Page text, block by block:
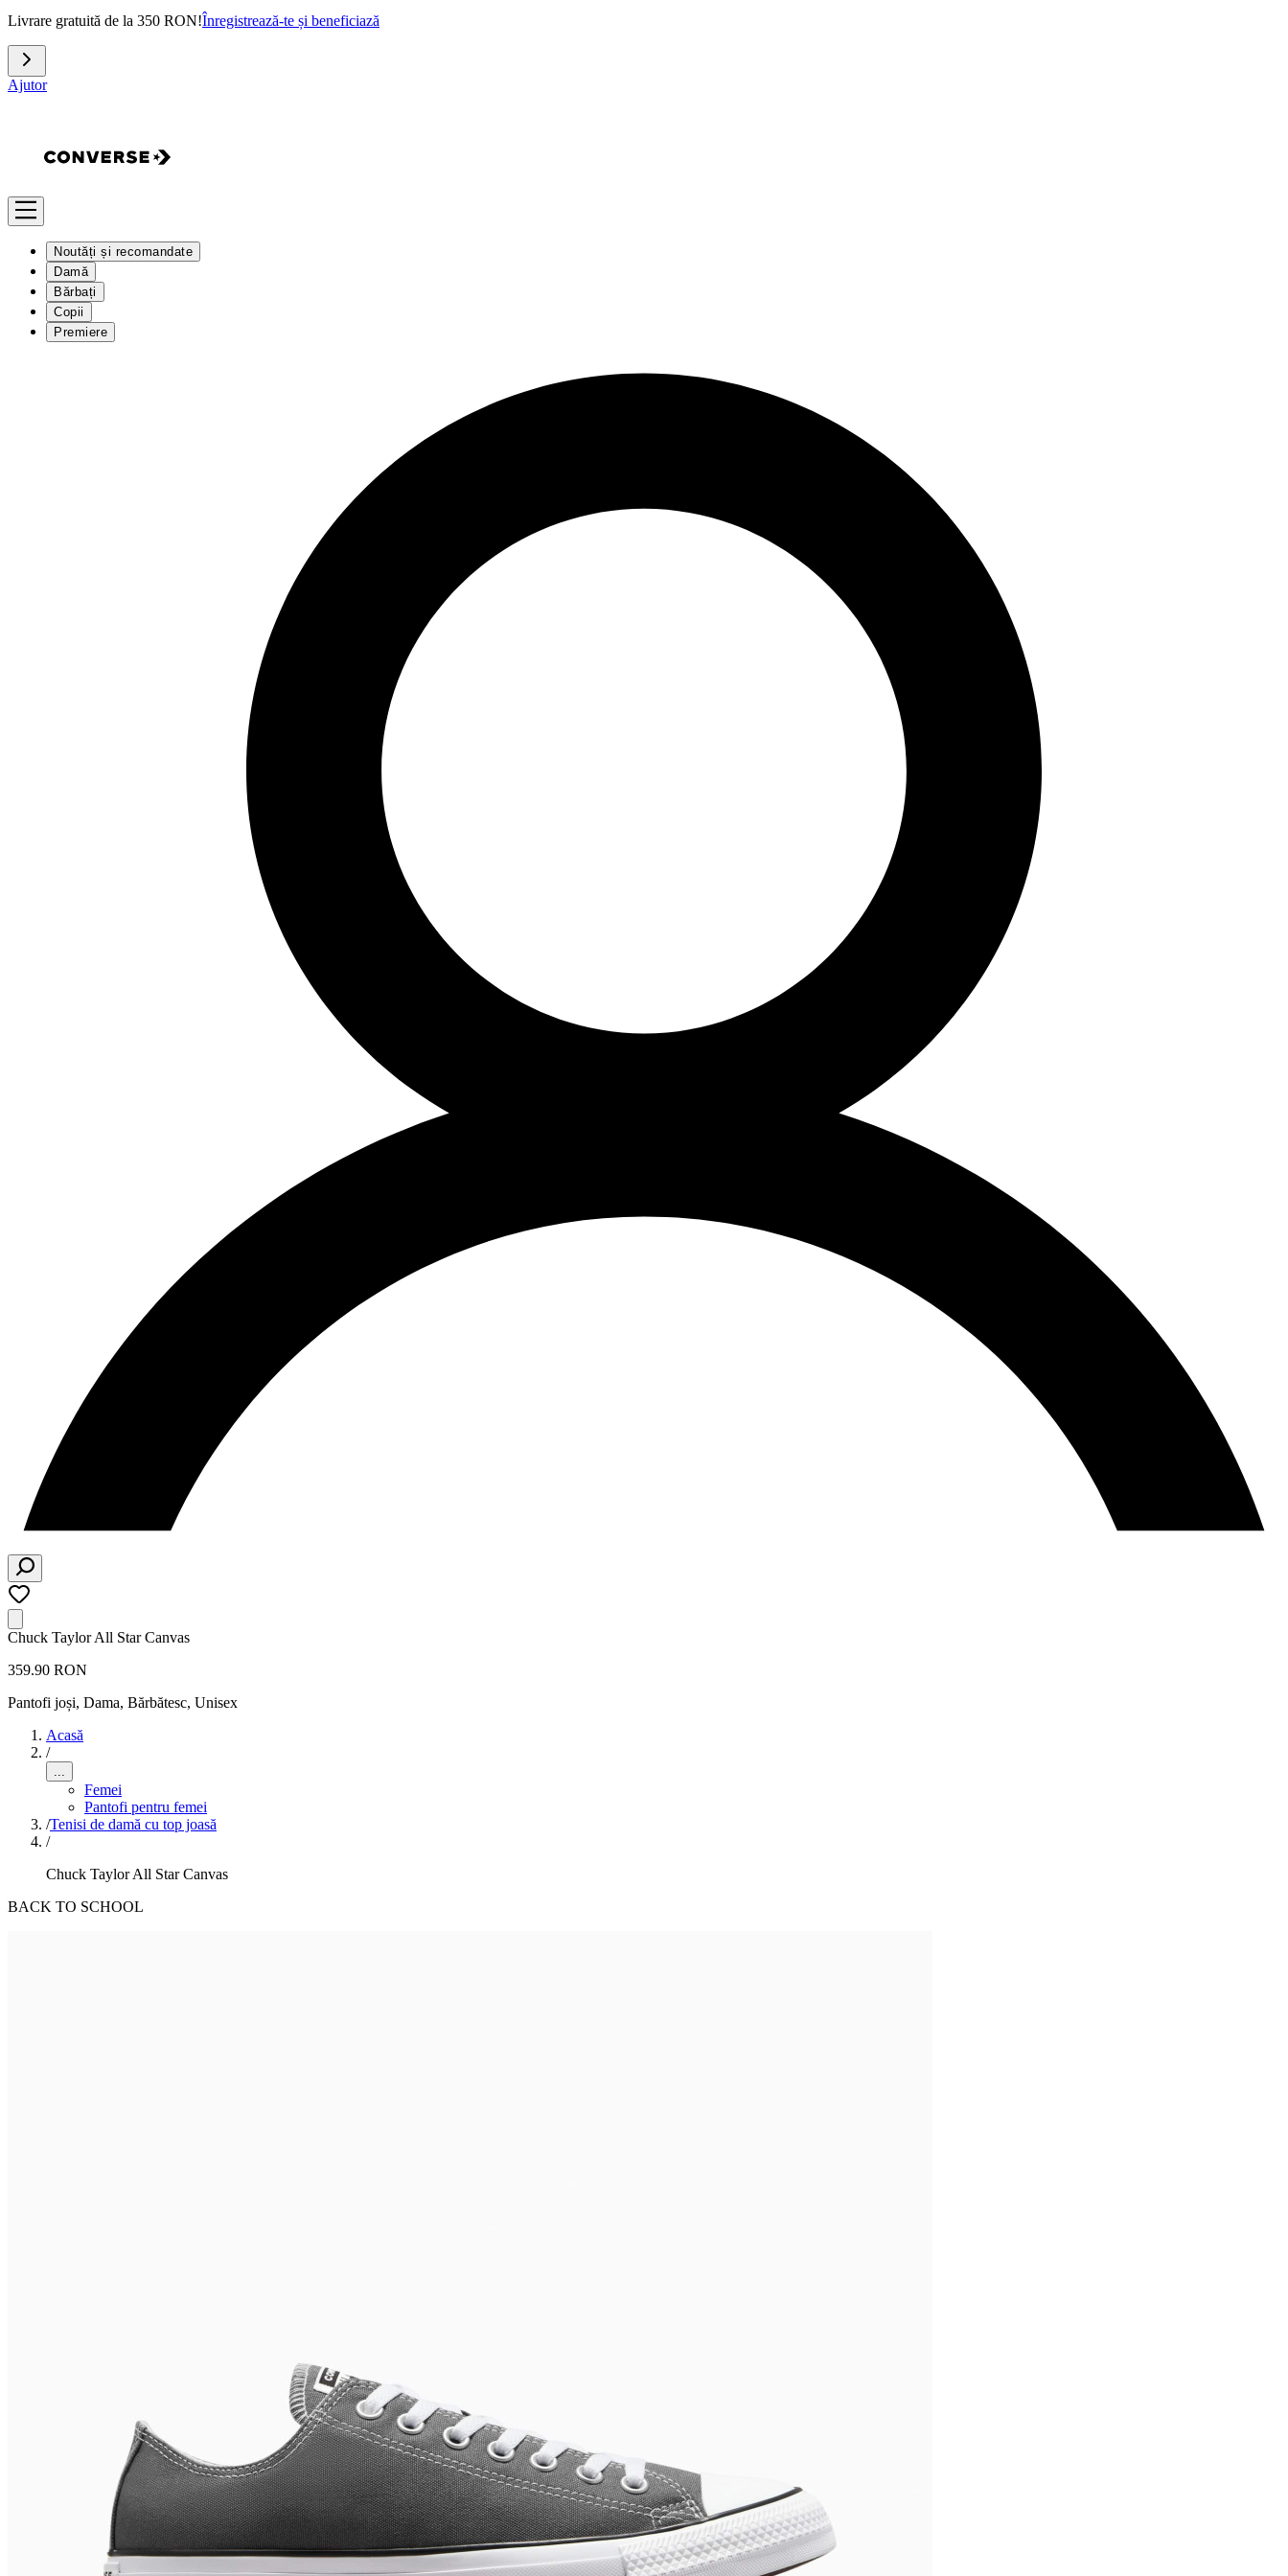
Livrare gratuită de la 350 RON!Înregistrează-te și beneficiază
Ajutor
Noutăți și recomandate
Damă
Bărbați
Copii
Premiere
Chuck Taylor All Star Canvas
359.90 RON
Pantofi joși, Dama, Bărbătesc, Unisex
Acasă
/
...
Femei
Pantofi pentru femei
/Tenisi de damă cu top joasă
/
Chuck Taylor All Star Canvas
BACK TO SCHOOL